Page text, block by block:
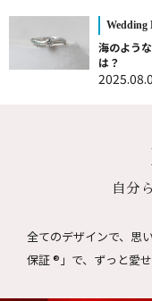
Wedding
海のよう
は？
自分
全てのデザインで、思
保証 ®」で、ずっと愛